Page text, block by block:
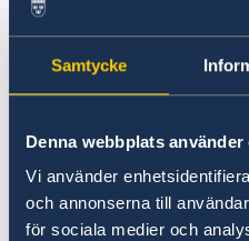
Samtycke
Denna webbplats använder
Vi använder
och annonserna till
för sociala medier och
Marshall Islands
Going to Sweden?
Visiting Sweden
Working in Sweden
Studying in Sweden
Working in
No local information is
Please contact the
any local conditions. A
found at the bottom of